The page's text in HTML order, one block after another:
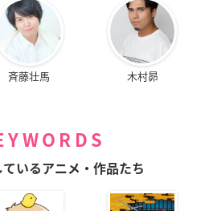
斉藤壮馬 木村昴
いるアニメ・作品たち